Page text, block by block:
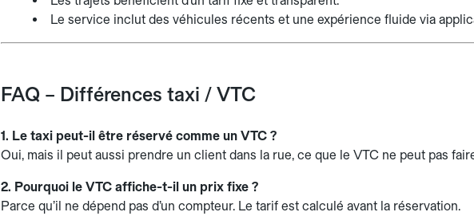
Le service inclut des véhicules récents et une expérience fluide via
FAQ – Différences taxi / VTC
1. Le taxi peut-il être réservé comme un VTC ?
Oui, mais il peut aussi prendre un client dans la rue, ce que le VTC ne peut pas
2. Pourquoi le VTC affiche-t-il un prix fixe ?
Parce qu’il ne dépend pas d’un compteur. Le tarif est calculé avant la réservation.